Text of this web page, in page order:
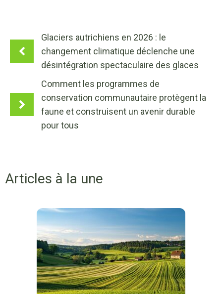
Glaciers autrichiens en 2026 : le
changement climatique déclenche une
désintégration spectaculaire des glaces
Comment les programmes de
conservation communautaire protègent la
faune et construisent un avenir durable
pour tous
Articles à la une